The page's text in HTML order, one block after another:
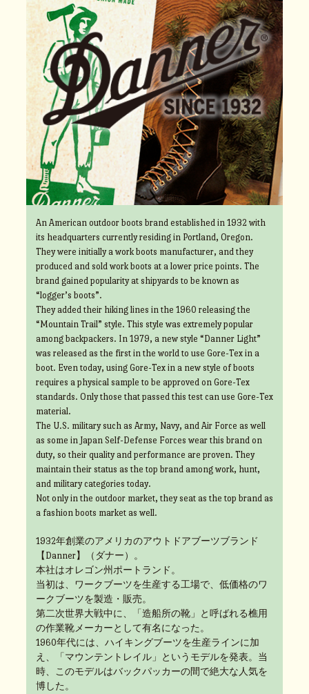
An American outdoor boots brand established in 1932 with
its headquarters currently residing in Portland, Oregon.
They were initially a work boots manufacturer, and they
produced and sold work boots at a lower price points. The
brand gained popularity at shipyards to be known as
“logger’s boots”.
They added their hiking lines in the 1960 releasing the
“Mountain Trail” style. This style was extremely popular
among backpackers. In 1979, a new style “Danner Light”
was released as the first in the world to use Gore-Tex in a
boot. Even today, using Gore-Tex in a new style of boots
requires a physical sample to be approved on Gore-Tex
standards. Only those that passed this test can use Gore-Tex
material.
The U.S. military such as Army, Navy, and Air Force as well
as some in Japan Self-Defense Forces wear this brand on
duty, so their quality and performance are proven. They
maintain their status as the top brand among work, hunt,
and military categories today.
Not only in the outdoor market, they seat as the top brand as
a fashion boots market as well.
1932年創業のアメリカのアウトドアブーツブランド
【Danner】（ダナー）。
本社はオレゴン州ポートランド。
当初は、ワークブーツを生産する工場で、低価格のワ
ークブーツを製造・販売。
第二次世界大戦中に、「造船所の靴」と呼ばれる樵用
の作業靴メーカーとして有名になった。
1960年代には、ハイキングブーツを生産ラインに加
え、「マウンテントレイル」というモデルを発表。当
時、このモデルはバックパッカーの間で絶大な人気を
博した。